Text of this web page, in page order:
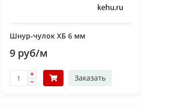
Шнур-чулок ХБ 6 мм
9 руб/м
Заказать